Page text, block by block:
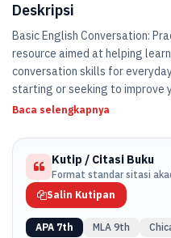
Deskripsi
Basic English Conversation:
resource aimed at helping
conversation skills for
starting or seeking to improve
provides practical phrases and
out, and more.
Baca selengkapnya
Kutip / Citasi Buku
Format standar sitasi
Salin Kutipan
APA 7th MLA 9th